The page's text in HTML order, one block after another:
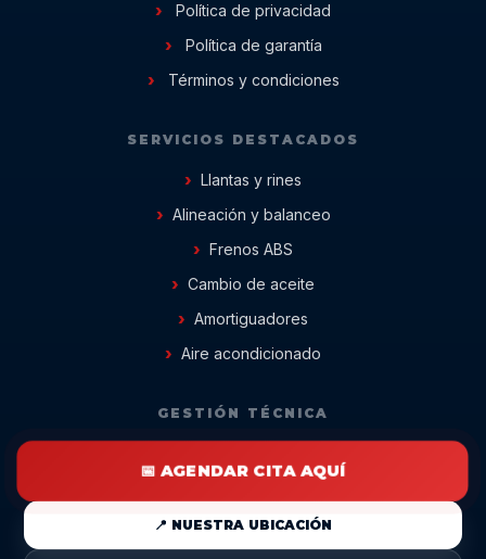
Política de privacidad
Política de garantía
Términos y condiciones
SERVICIOS DESTACADOS
Llantas y rines
Alineación y balanceo
Frenos ABS
Cambio de aceite
Amortiguadores
Aire acondicionado
GESTIÓN TÉCNICA
📅 AGENDAR CITA AQUÍ
📍 NUESTRA UBICACIÓN